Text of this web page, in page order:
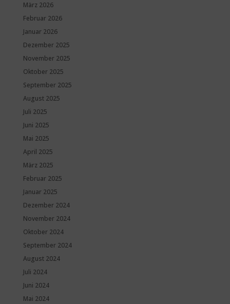
März 2026
Februar 2026
Januar 2026
Dezember 2025
November 2025
Oktober 2025
September 2025
August 2025
Juli 2025
Juni 2025
Mai 2025
April 2025
März 2025
Februar 2025
Januar 2025
Dezember 2024
November 2024
Oktober 2024
September 2024
August 2024
Juli 2024
Juni 2024
Mai 2024